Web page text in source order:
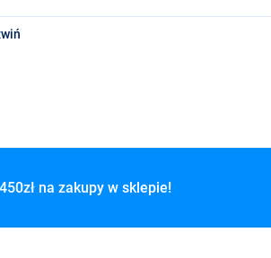
450zł na zakupy w sklepie!